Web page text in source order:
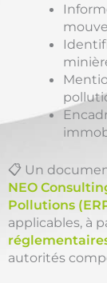
📋 Un
NEO
Pollutions
applicables, à
autorités